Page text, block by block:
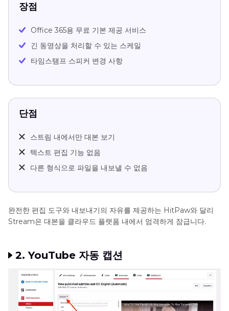
장점
Office 365용 무료 기본 제공 서비스
긴 동영상을 처리할 수 있는 스케일
타임스탬프 스피커 변경 사항
단점
스트림 내에서만 대본 보기
텍스트 편집 기능 없음
다른 형식으로 파일을 내보낼 수 없음
완전한 편집 도구와 내보내기의 자유를 제공하는 HitPaw와 달리
Stream은 대본을 클라우드 플랫폼 내에서 엄격하게 잠급니다.
2. YouTube 자동 캡션